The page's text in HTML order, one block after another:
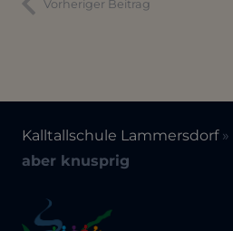
Vorheriger Beitrag
Kalltallschule Lammersdorf»
aber knusprig